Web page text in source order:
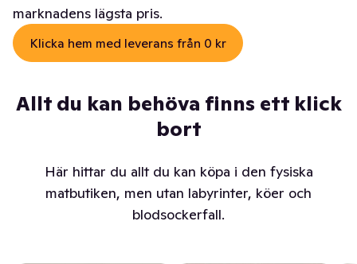
marknadens lägsta pris.
Klicka hem med leverans från 0 kr
Allt du kan behöva finns ett klick
bort
Här hittar du allt du kan köpa i den fysiska
matbutiken, men utan labyrinter, köer och
blodsockerfall.